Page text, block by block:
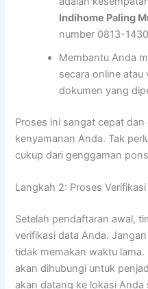
Indihome Paling
number 0813-
Membantu Anda
secara online
dokumen yang
Proses ini sangat cepat
kenyamanan Anda. Tak
cukup dari genggaman
Langkah 2: Proses
Setelah pendaftaran awal,
verifikasi data Anda.
tidak memakan waktu
akan dihubungi untuk
akan datang ke lokasi